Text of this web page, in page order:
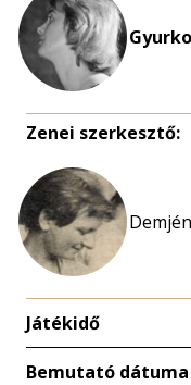
Zenei szerkesztő:
Játékidő
Bemutató dátuma